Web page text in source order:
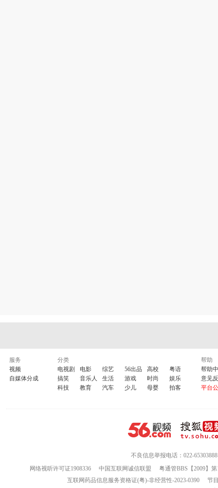
服务
视频
自媒体分成
分类
电视剧
电影 综艺 56出品 高校
粤语
搞笑
音乐人 生活 游戏 时尚
娱乐
科技
教育 汽车 少儿 母婴 拍客
帮助
帮助
意见
平台
不良信息举报电话：022-65303888
网络视听许可证1908336
中国互联网诚信联盟
粤通管BBS【2009】
互联网药品信息服务资格证(粤)-非经营性-2023-0390
节